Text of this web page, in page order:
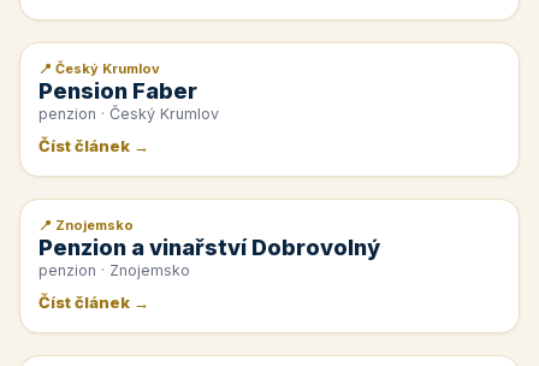
📰 PR článek
📍 Český Krumlov
Pension Faber
penzion · Český Krumlov
Číst článek →
📰 PR článek
📍 Znojemsko
Penzion a vinařství Dobrovolný
penzion · Znojemsko
Číst článek →